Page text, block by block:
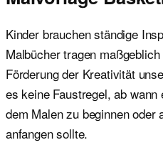
Kinder brauchen ständige
Malbücher tragen
Förderung der Kreativität
es keine Faustregel, ab
dem Malen zu beginnen oder
anfangen sollte.